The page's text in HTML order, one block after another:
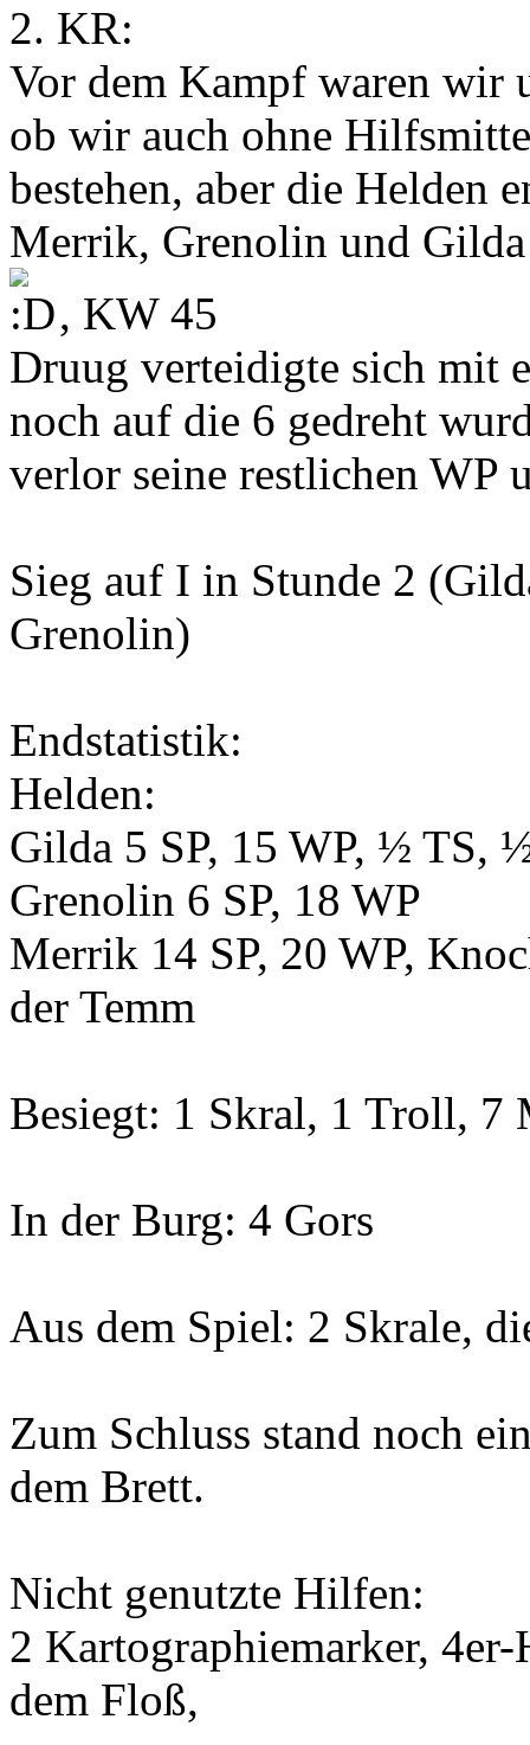
2. KR:
Vor dem Kampf waren wir
ob wir auch ohne
bestehen, aber die Helden
Merrik, Grenolin und
, KW 45
Druug verteidigte sich mit
noch auf die 6 gedreht
verlor seine restlichen WP
Sieg auf I in Stunde 2
Grenolin)
Endstatistik:
Helden:
Gilda 5 SP, 15 WP, ½ TS,
Grenolin 6 SP, 18 WP
Merrik 14 SP, 20 WP,
der Temm
Besiegt: 1 Skral, 1 Troll, 7
In der Burg: 4 Gors
Aus dem Spiel: 2 Skrale,
Zum Schluss stand noch
dem Brett.
Nicht genutzte Hilfen:
2 Kartographiemarker,
dem Floß,